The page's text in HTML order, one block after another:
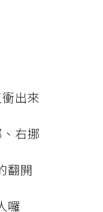
出來
右挪
翻開
囉